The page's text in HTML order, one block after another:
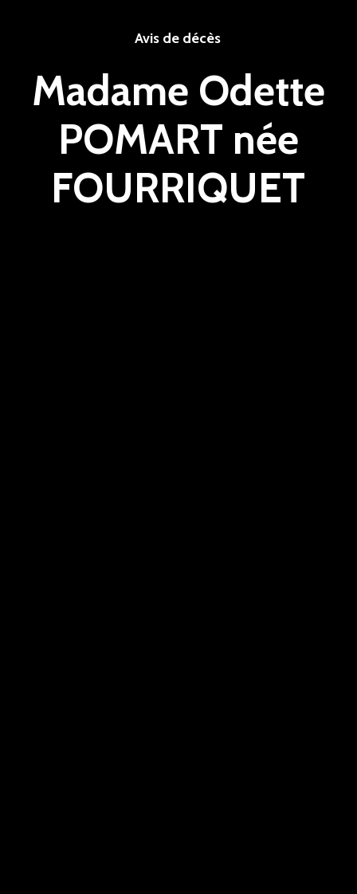
Avis de décès
Madame Odette
POMART née
FOURRIQUET